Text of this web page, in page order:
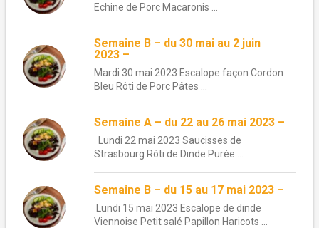
Echine de Porc Macaronis ...
Semaine B – du 30 mai au 2 juin
2023 –
Mardi 30 mai 2023 Escalope façon Cordon
Bleu Rôti de Porc Pâtes ...
Semaine A – du 22 au 26 mai 2023 –
Lundi 22 mai 2023 Saucisses de
Strasbourg Rôti de Dinde Purée ...
Semaine B – du 15 au 17 mai 2023 –
Lundi 15 mai 2023 Escalope de dinde
Viennoise Petit salé Papillon Haricots ...